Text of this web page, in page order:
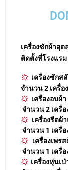
เครื่องซักผ้าอุ
ติดตั้งที่โรงแรม
เครื่องซัก
จำนวน 2 เครื่อง
เครื่องอ
จำนวน 2 เครื่อ
เครื่องรีด
จำนวน 1 เครื่อ
เครื่องเพ
จำนวน 1 เครื่อ
เครื่อง